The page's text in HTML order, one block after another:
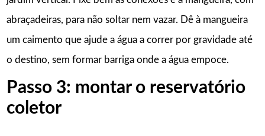
abraçadeiras, para não soltar nem vazar. Dê à mangueira
um caimento que ajude a água a correr por gravidade até
o destino, sem formar barriga onde a água empoce.
Passo 3: montar o reservatório
coletor